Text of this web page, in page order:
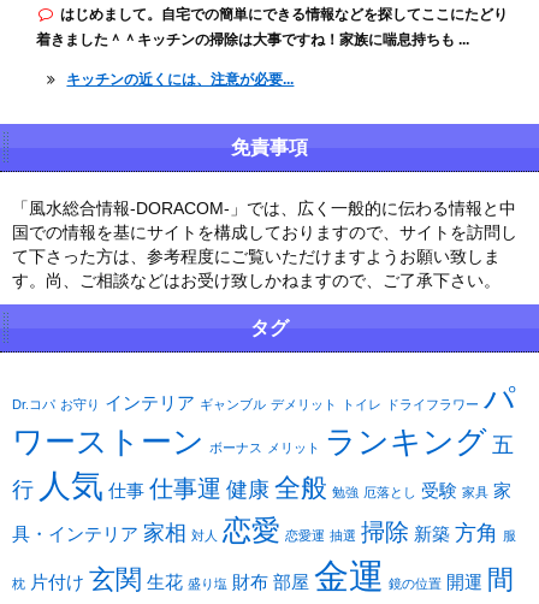
はじめまして。自宅での簡単にできる情報などを探してここにたどり
着きました＾＾キッチンの掃除は大事ですね！家族に喘息持ちも ...
キッチンの近くには、注意が必要...
免責事項
「風水総合情報-DORACOM-」では、広く一般的に伝わる情報と中
国での情報を基にサイトを構成しておりますので、サイトを訪問し
て下さった方は、参考程度にご覧いただけますようお願い致しま
す。尚、ご相談などはお受け致しかねますので、ご了承下さい。
タグ
Dr.コパ お守り インテリア ギャンブル デメリット トイレ ドライフラワー パ
ワーストーン
ボーナス メリット ランキング 五
行 人気 仕事 仕事運 健康 全般 勉強 厄落とし 受験 家具 家
具・インテリア 家相 対人 恋愛 恋愛運 抽選 掃除 新築 方角 服
枕 片付け 玄関 生花 盛り塩 財布 部屋 金運 鏡の位置 開運 間